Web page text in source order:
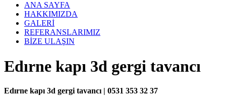
ANA SAYFA
HAKKIMIZDA
GALERİ
REFERANSLARIMIZ
BİZE ULAŞIN
Edırne kapı 3d gergi tavancı
Edırne kapı 3d gergi tavancı | 0531 353 32 37